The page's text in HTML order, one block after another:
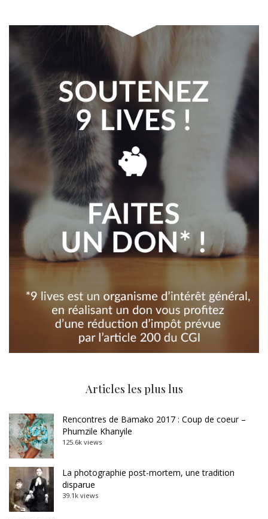
Articles les plus lus
Rencontres de Bamako 2017 : Coup de coeur –
Phumzile Khanyile
125.6k views
La photographie post-mortem, une tradition
disparue
39.1k views